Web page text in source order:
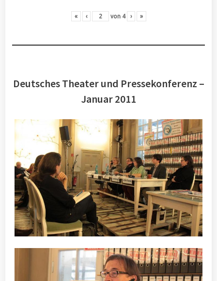
« ‹ von 4 › »
Deutsches Theater und Pressekonferenz –
Januar 2011